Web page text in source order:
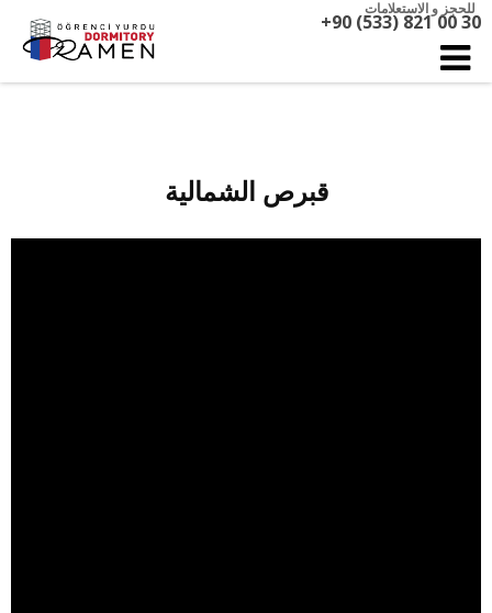
للحجز و الاستعلامات
+90 (533) 821 00 30
قبرص الشمالية